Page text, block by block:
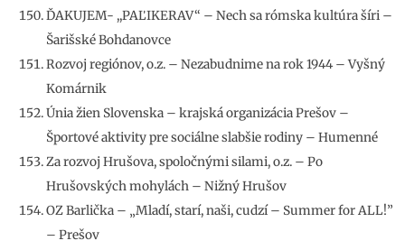
ĎAKUJEM- ,,PAĽIKERAV“ – Nech sa rómska kultúra šíri –
Šarišské Bohdanovce
Rozvoj regiónov, o.z. – Nezabudnime na rok 1944 – Vyšný
Komárnik
Únia žien Slovenska – krajská organizácia Prešov –
Športové aktivity pre sociálne slabšie rodiny – Humenné
Za rozvoj Hrušova, spoločnými silami, o.z. – Po
Hrušovských mohylách – Nižný Hrušov
OZ Barlička – „Mladí, starí, naši, cudzí – Summer for ALL!”
– Prešov